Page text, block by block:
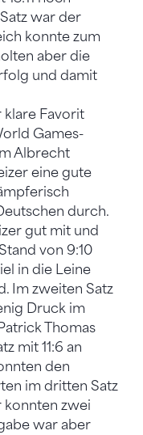
war der
konnte zum
aber die
und damit
klare Favorit
Games-
Albrecht
eine gute
durch.
gut mit und
von 9:10
in die Leine
Im zweiten Satz
Druck im
Thomas
mit 11:6 an
den
im dritten Satz
konnten zwei
war aber